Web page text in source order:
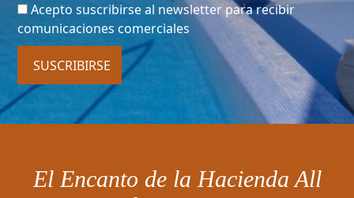
Acepto suscribirse al newsletter para recibir
comunicaciones comerciales
SUSCRIBIRSE
El Encanto de la Hacienda All